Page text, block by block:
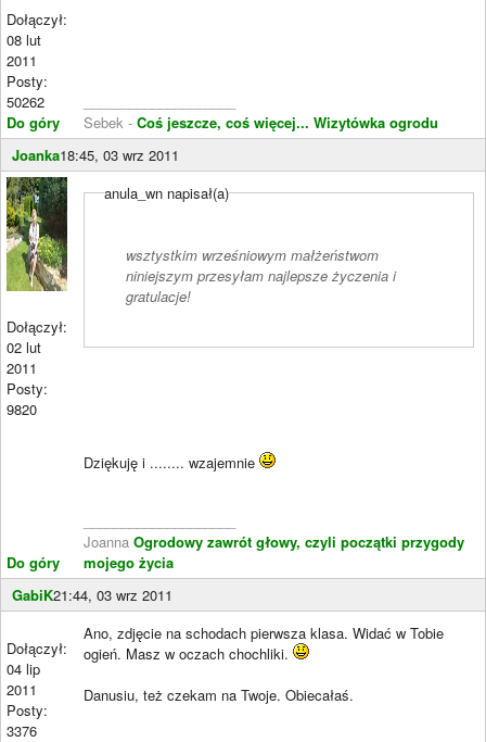
Dołączył:
08 lut
2011
Posty:
50262
Do góry
Sebek - Coś jeszcze, coś więcej... Wizytówka ogrodu
Joanka18:45, 03 wrz 2011
Dołączył:
02 lut
2011
Posty:
9820
Do góry
anula_wn napisał(a)
wsztystkim wrześniowym małżeństwom
niniejszym przesyłam najlepsze życzenia i
gratulacje!
Dziękuję i ........ wzajemnie
Joanna Ogrodowy zawrót głowy, czyli początki przygody
mojego życia
GabiK21:44, 03 wrz 2011
Dołączył:
04 lip
2011
Posty:
3376
Ano, zdjęcie na schodach pierwsza klasa. Widać w Tobie
ogień. Masz w oczach chochliki.
Danusiu, też czekam na Twoje. Obiecałaś.